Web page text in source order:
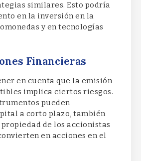
similares. Esto podría
en la inversión en la
y en tecnologías
Financieras
en cuenta que la emisión
implica ciertos riesgos.
pueden
a corto plazo, también
de los accionistas
en acciones en el